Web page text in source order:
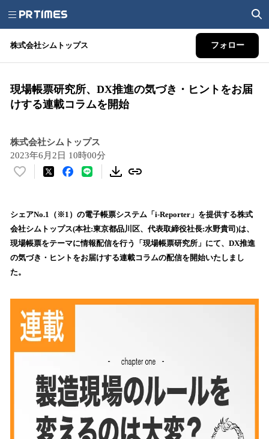
株式会社シムトップス フォロー
現場帳票研究所、DX推進の気づき・ヒントをお届
けする連載コラムを開始
株式会社シムトップス
2023年6月2日 10時00分
い
！
数
を
読
込
で
す
シェアNo.1（※1）の電子帳票システム「i-Reporter」を提供する株式
会社シムトップス(本社:東京都品川区、代表取締役社⻑:⽔野貴司)は、
現場帳票をテーマに情報配信を行う「現場帳票研究所」にて、DX推進
の気づき・ヒントをお届けする連載コラムの配信を開始いたしまし
た。